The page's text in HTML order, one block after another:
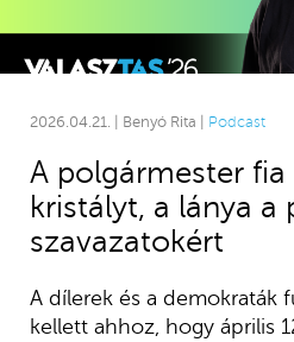
2026.04.21. | Benyó Rita | Podcast
A polgármester
kristályt, a lánya a
szavazatokért
A dílerek és a demokraták
kellett ahhoz, hogy április